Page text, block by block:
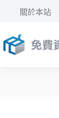
要
內
關於本站